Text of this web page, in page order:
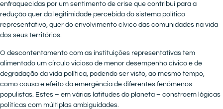
enfraquecidas por um sentimento de crise que contribui para a
redução quer da legitimidade percebida do sistema político
representativo, quer do envolvimento cívico das comunidades na vida
dos seus territórios.
O descontentamento com as instituições representativas tem
alimentado um círculo vicioso de menor desempenho cívico e de
degradação da vida política, podendo ser visto, ao mesmo tempo,
como causa e efeito da emergência de diferentes fenómenos
populistas. Estes – em várias latitudes do planeta – constroem lógicas
políticas com múltiplas ambiguidades.